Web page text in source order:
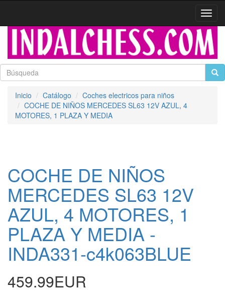
Inicio Catálogo
Coches electricos para niños
COCHE DE NIÑOS MERCEDES SL63 12V AZUL, 4
MOTORES, 1 PLAZA Y MEDIA
COCHE DE NIÑOS
MERCEDES SL63 12V
AZUL, 4 MOTORES, 1
PLAZA Y MEDIA -
INDA331-c4k063BLUE
459.99EUR